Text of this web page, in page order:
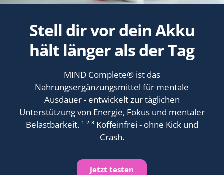
Stell dir vor dein Akku
hält länger als der Tag
MIND Complete® ist das
Nahrungsergänzungsmittel für mentale
Ausdauer - entwickelt zur täglichen
Unterstützung von Energie, Fokus und mentaler
Belastbarkeit. ¹ ² ³ Koffeinfrei - ohne Kick und
Crash.
Jetzt testen